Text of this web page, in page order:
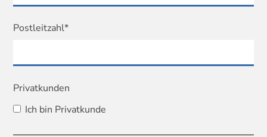
Postleitzahl*
Privatkunden
Ich bin Privatkunde